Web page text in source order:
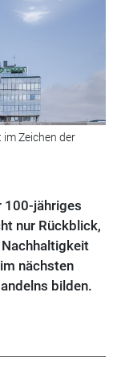
Zeichen der
100-jähriges
nur Rückblick,
nächsten
bilden.